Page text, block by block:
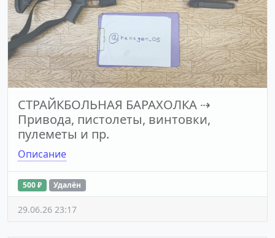
СТРАЙКБОЛЬНАЯ БАРАХОЛКА ⇢
Привода, пистолеты, винтовки,
пулеметы и пр.
Описание
500 ₽ Удалён
29.06.26 23:17